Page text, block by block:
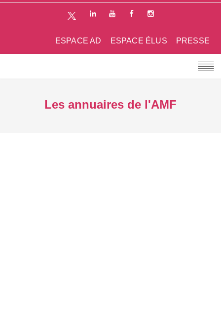
PRESSE
ESPACE ÉLUS
ESPACE AD
Les annuaires de l'AMF